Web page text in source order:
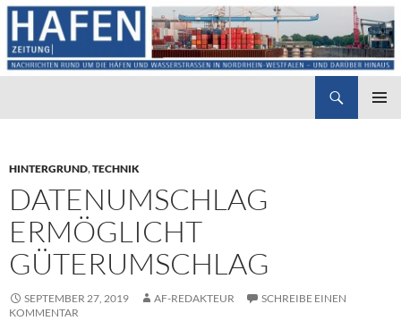
HINTERGRUND,TECHNIK
DATENUMSCHLAG
ERMÖGLICHT
GÜTERUMSCHLAG
SEPTEMBER 27, 2019 AF-REDAKTEUR
SCHREIBE EINEN
KOMMENTAR